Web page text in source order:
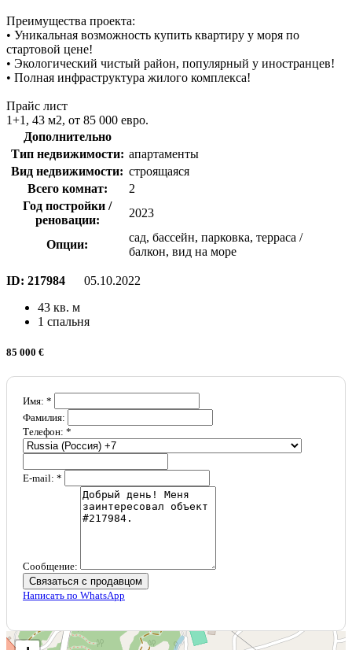
Преимущества проекта:
• Уникальная возможность купить квартиру у моря по
стартовой цене!
• Экологический чистый район, популярный у иностранцев!
• Полная инфраструктура жилого комплекса!
Прайс лист
1+1, 43 м2, от 85 000 евро.
Дополнительно
Тип недвижимости: апартаменты
Вид недвижимости: строящаяся
Всего комнат:
2
Год постройки /
реновации:
2023
Опции:
сад, бассейн, парковка, терраса /
балкон, вид на море
ID: 217984
05.10.2022
43 кв. м
1 спальня
85 000 €
Имя: *
Фамилия:
Телефон: *
E-mail: *
Сообщение:
Связаться с продавцом
Написать по WhatsApp